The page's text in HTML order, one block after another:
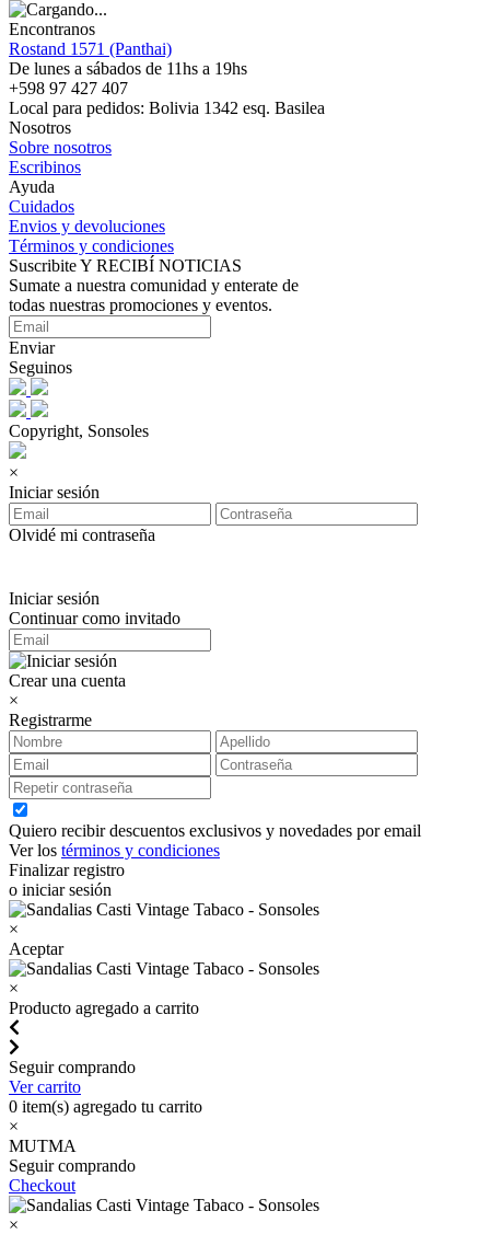
Encontranos
Rostand 1571 (Panthai)
De lunes a sábados de 11hs a 19hs
+598 97 427 407
Local para pedidos: Bolivia 1342 esq. Basilea
Nosotros
Sobre nosotros
Escribinos
Ayuda
Cuidados
Envios y devoluciones
Términos y condiciones
Suscribite Y RECIBÍ NOTICIAS
Sumate a nuestra comunidad y enterate de
todas nuestras promociones y eventos.
Enviar
Seguinos
Copyright, Sonsoles
×
Iniciar sesión
Olvidé mi contraseña
Iniciar sesión
Continuar como invitado
Crear una cuenta
×
Registrarme
Quiero recibir descuentos exclusivos y novedades por email
Ver los términos y condiciones
Finalizar registro
o iniciar sesión
×
Aceptar
×
Producto agregado a carrito
Seguir comprando
Ver carrito
0 item(s) agregado tu carrito
×
MUTMA
Seguir comprando
Checkout
×